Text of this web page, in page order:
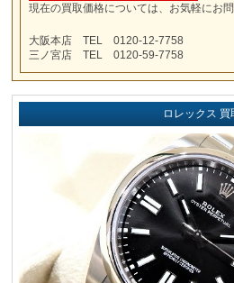
現在の買取価格については、お気軽にお
大阪本店 TEL 0120-12-7758
三ノ宮店 TEL 0120-59-7758
ロレックス 買